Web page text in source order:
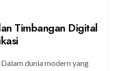
Timbangan Digital
dunia modern yang